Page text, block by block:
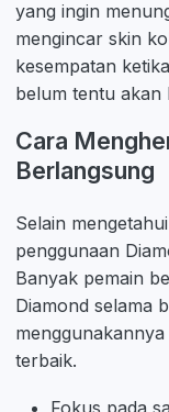
yang ingin
mengincar skin
kesempatan
belum tentu akan
Cara
Berlangsung
Selain
penggunaan
Banyak pemain
Diamond selama
terbaik.